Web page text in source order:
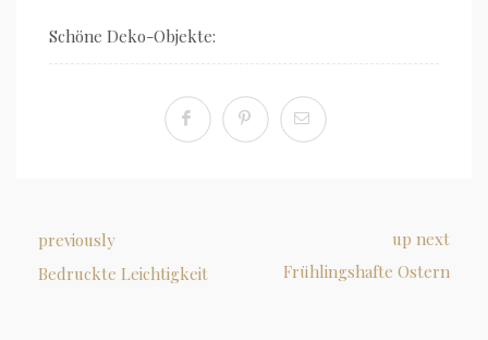
Schöne Deko-Objekte:
previously
Bedruckte Leichtigkeit
up next
Frühlingshafte Ostern